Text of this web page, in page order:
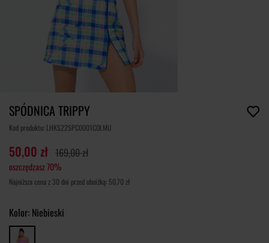
SPÓDNICA TRIPPY
Kod produktu: LHKS22SPC0001COLMU
50,00 zł 169,00 zł
oszczędzasz 70%
Najniższa cena z 30 dni przed obniżką: 50,70 zł
Kolor: Niebieski